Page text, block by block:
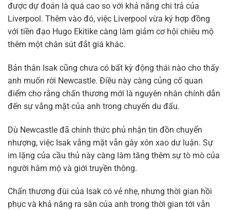
được dự đoán là quá cao so với khả năng chi trả của
Liverpool. Thêm vào đó, việc Liverpool vừa ký hợp đồng
với tiền đạo Hugo Ekitike càng làm giảm cơ hội chiêu mộ
thêm một chân sút đắt giá khác.
Bản thân Isak cũng chưa có bất kỳ động thái nào cho thấy
anh muốn rời Newcastle. Điều này càng củng cố quan
điểm cho rằng chấn thương mới là nguyên nhân chính dẫn
đến sự vắng mặt của anh trong chuyến du đấu.
Dù Newcastle đã chính thức phủ nhận tin đồn chuyển
nhượng, việc Isak vắng mặt vẫn gây xôn xao dư luận. Sự
im lặng của cầu thủ này càng làm tăng thêm sự tò mò của
người hâm mộ và giới truyền thông.
Chấn thương đùi của Isak có vẻ nhẹ, nhưng thời gian hồi
phục và khả năng ra sân của anh trong thời gian tới vẫn